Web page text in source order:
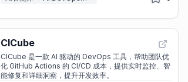
CICube
CICube 是一款 AI 驱动的 DevOps 工具，帮助团队优
化 GitHub Actions 的 CI/CD 成本，提供实时监控、智
能修复和详细洞察，提升开发效率。